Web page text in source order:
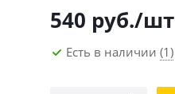
540 руб./шт
Есть в наличии (1)